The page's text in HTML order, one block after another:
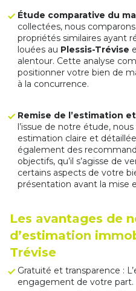
Étude comparative du
collectées, nous
propriétés similaires ayant
louées au Plessis-Trévise
alentour. Cette analyse
positionner votre bien de
à la concurrence.
Remise de l’estimation
l’issue de notre étude,
estimation claire et
également des
objectifs, qu’il s’agisse de
certains aspects de votre
présentation avant la mise
Les avantages de
d’estimation
Trévise
Gratuité et transparence :
engagement de votre part.